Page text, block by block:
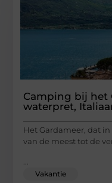
Camping bij het
waterpret,
Het Gardameer, dat
van de meest tot de
Vakantie